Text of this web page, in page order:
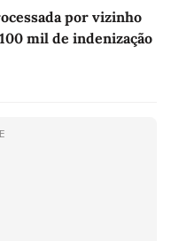
por vizinho
mil de indenização